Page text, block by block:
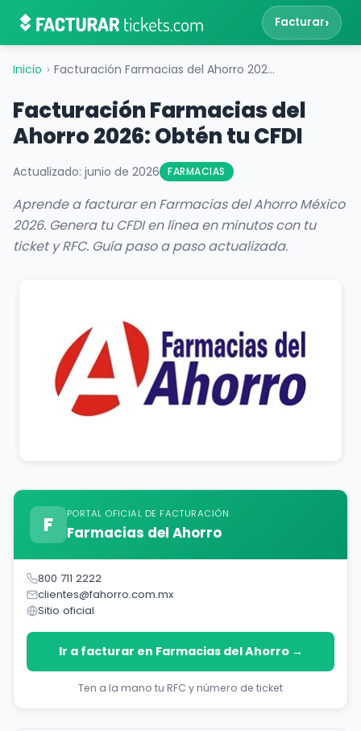
Facturar›
Inicio › Facturación Farmacias del Ahorro 2026: Obtén tu CFDI
Facturación Farmacias del
Ahorro 2026: Obtén tu CFDI
Actualizado: junio de 2026 FARMACIAS
Aprende a facturar en Farmacias del Ahorro México
2026. Genera tu CFDI en línea en minutos con tu
ticket y RFC. Guía paso a paso actualizada.
F PORTAL OFICIAL DE FACTURACIÓN
Farmacias del Ahorro
800 711 2222
clientes@fahorro.com.mx
Sitio oficial
Ir a facturar en Farmacias del Ahorro →
Ten a la mano tu RFC y número de ticket